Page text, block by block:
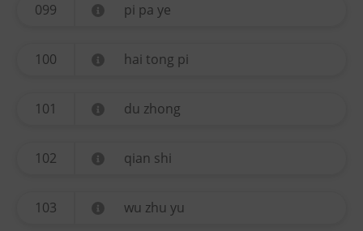
099 pi pa ye
100 hai tong pi
101 du zhong
102 qian shi
103 wu zhu yu